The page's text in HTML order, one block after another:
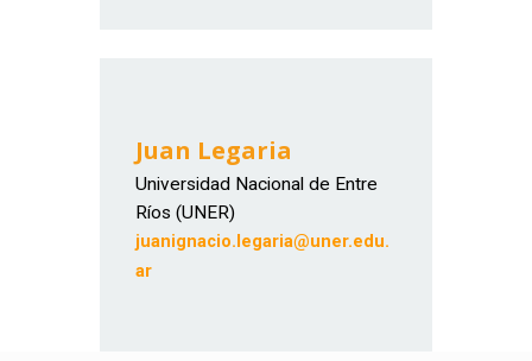
Juan Legaria
Universidad Nacional de Entre
Ríos (UNER)
juanignacio.legaria@uner.edu.
ar